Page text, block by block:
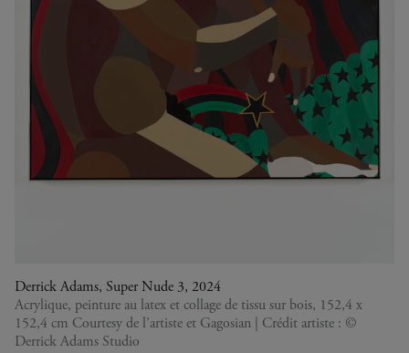
Derrick Adams, Super Nude 3, 2024
Acrylique, peinture au latex et collage de tissu sur bois, 152,4 x
152,4 cm Courtesy de l’artiste et Gagosian | Crédit artiste : ©
Derrick Adams Studio